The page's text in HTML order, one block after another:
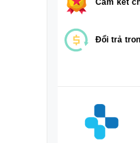
Đổi trả